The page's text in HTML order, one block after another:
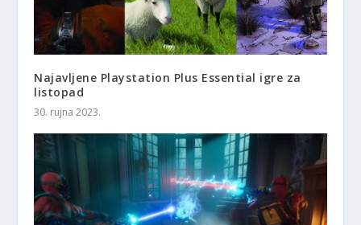
Najavljene Playstation Plus Essential igre za
listopad
30. rujna 2023.